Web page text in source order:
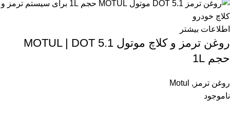
اطلاعات بیشتر
روغن ترمز و کلاچ موتول MOTUL | DOT 5.1
حجم 1L
روغن ترمز ,
Motul
ناموجود